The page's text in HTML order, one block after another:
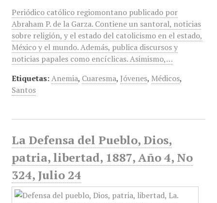
Periódico católico regiomontano publicado por
Abraham P. de la Garza. Contiene un santoral, noticias
sobre religión, y el estado del catolicismo en el estado,
México y el mundo. Además, publica discursos y
noticias papales como encíclicas. Asimismo,…
Etiquetas: Anemia, Cuaresma, Jóvenes, Médicos,
Santos
La Defensa del Pueblo, Dios,
patria, libertad, 1887, Año 4, No
324, Julio 24